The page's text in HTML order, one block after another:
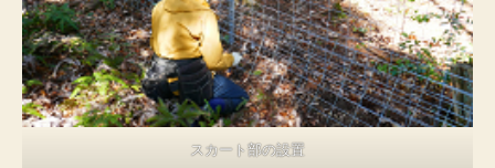
スカート部の設置